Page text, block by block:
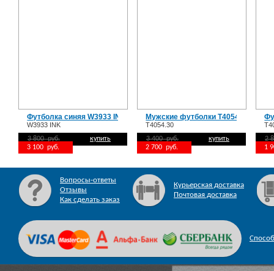
Футболка синяя W3933 INK
W3933 INK
3 800 руб.
3 100 руб.
купить
Мужские футболки T4054.30
T4054.30
3 400 руб.
2 700 руб.
купить
2
1
Вопросы-ответы
Отзывы
Как сделать заказ
Курьерская доставка
Почтовая доставка